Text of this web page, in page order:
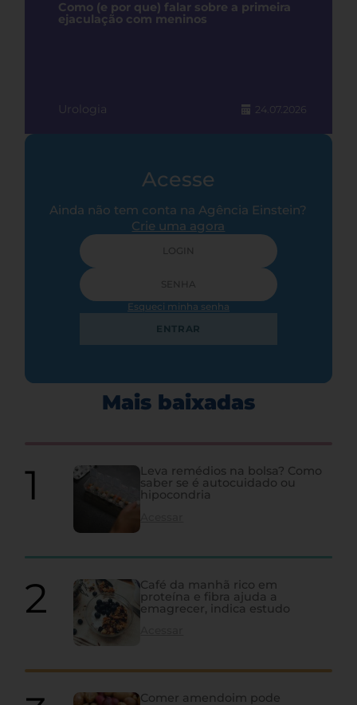
Como (e por que) falar sobre a primeira
ejaculação com meninos
Urologia 24.07.2026
Acesse
Ainda não tem conta na Agência Einstein?
Crie uma agora
Esqueci minha senha
ENTRAR
Mais baixadas
Leva remédios na bolsa? Como
saber se é autocuidado ou
hipocondria
Café da manhã rico em
proteína e fibra ajuda a
emagrecer, indica estudo
Comer amendoim pode